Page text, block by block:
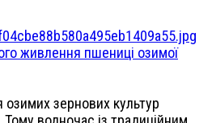
живлення пшениці озимої
озимих зернових культур